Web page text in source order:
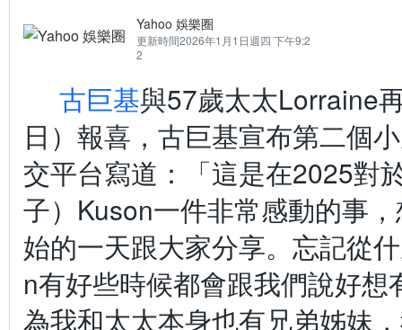
Yahoo 娛樂圈
更新時間2026年1月1日週四 下午9:2
2
古巨基與57歲太太Lorraine
日）報喜，古巨基宣布第二個
交平台寫道：「這是在2025對
子）Kuson一件非常感動的事
始的一天跟大家分享。忘記從
n有好些時候都會跟我們說好想
為我和太太本身也有兄弟姊妹